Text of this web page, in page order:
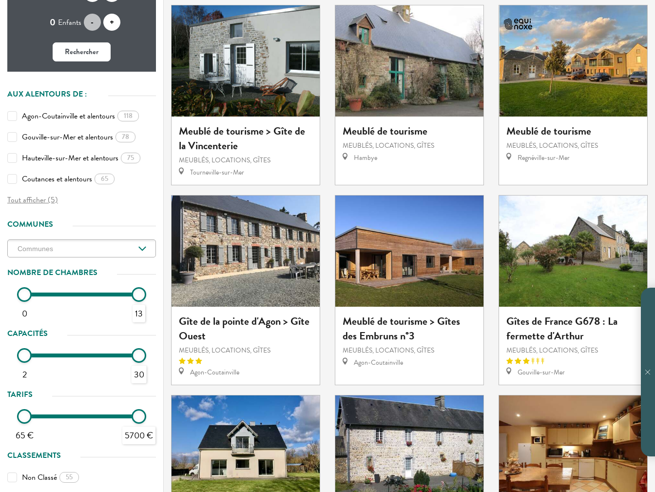
Enfants - +
Rechercher
AUX ALENTOURS DE :
Agon-Coutainville et alentours
118
Gouville-sur-Mer et alentours 78
Hauteville-sur-Mer et alentours 75
Coutances et alentours 65
Tout afficher (5)
COMMUNES
NOMBRE DE CHAMBRES
0 13
CAPACITÉS
2 30
TARIFS
65 € 5700 €
CLASSEMENTS
Non Classé
55
Meublé de tourisme > Gîte de
la Vincenterie
MEUBLÉS, LOCATIONS, GÎTES
Tourneville-sur-Mer
Meublé de tourisme
MEUBLÉS, LOCATIONS, GÎTES
Hambye
Meublé de tourisme
MEUBLÉS, LOCATIONS, GÎTES
Regnéville-sur-Mer
Gîte de la pointe d'Agon > Gîte
Ouest
MEUBLÉS, LOCATIONS, GÎTES
Agon-Coutainville
Meublé de tourisme > Gîtes
des Embruns n°3
MEUBLÉS, LOCATIONS, GÎTES
Agon-Coutainville
Gîtes de France G678 : La
fermette d'Arthur
MEUBLÉS, LOCATIONS, GÎTES
Gouville-sur-Mer